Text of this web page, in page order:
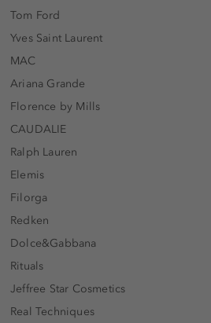
Tom Ford
Yves Saint Laurent
MAC
Ariana Grande
Florence by Mills
CAUDALIE
Ralph Lauren
Elemis
Filorga
Redken
Dolce&Gabbana
Rituals
Jeffree Star Cosmetics
Real Techniques